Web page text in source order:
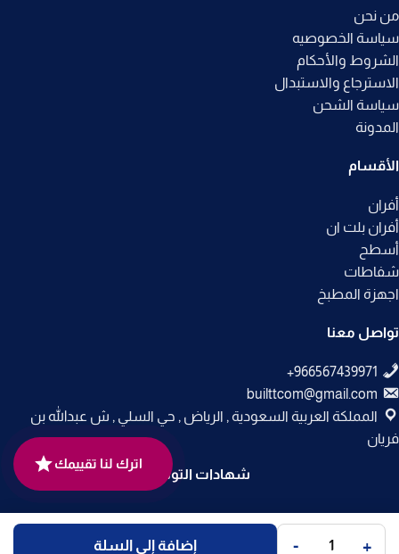
من نحن
سياسة الخصوصيه
الشروط والأحكام
الاسترجاع والاستبدال
سياسة الشحن
المدونة
الأقسام
أفران
أفران بلت ان
أسطح
شفاطات
اجهزة المطبخ
تواصل معنا
builttcom@gmail.com
المملكة العربية السعودية , الرياض , حي السلي , ش عبدالله بن
فريان
شهادات التوثيق
جميع الحقوق محفوظة لـمتجر بلت إن© 2025.
تم التطوير بواسطةCode Times
. +
- إضافة إلى السلة
اترك لنا تقييمك